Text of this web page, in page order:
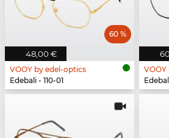
48,00 €
60 %
VOOY by edel-optics
Edebali - 110-01